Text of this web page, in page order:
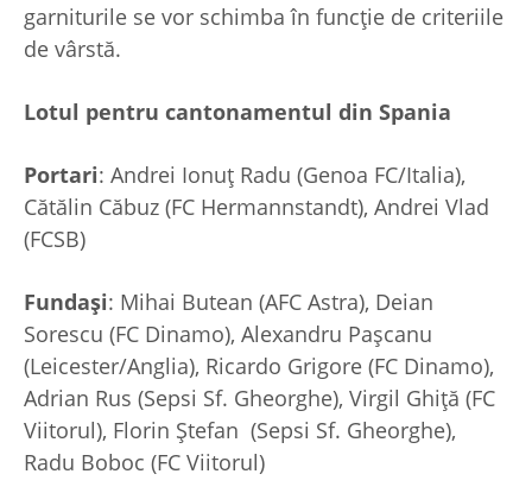
garniturile se vor schimba în funcție de criteriile
de vârstă.
Lotul pentru cantonamentul din Spania
Portari: Andrei Ionuț Radu (Genoa FC/Italia),
Cătălin Căbuz (FC Hermannstandt), Andrei Vlad
(FCSB)
Fundași: Mihai Butean (AFC Astra), Deian
Sorescu (FC Dinamo), Alexandru Pașcanu
(Leicester/Anglia), Ricardo Grigore (FC Dinamo),
Adrian Rus (Sepsi Sf. Gheorghe), Virgil Ghiță (FC
Viitorul), Florin Ștefan (Sepsi Sf. Gheorghe),
Radu Boboc (FC Viitorul)